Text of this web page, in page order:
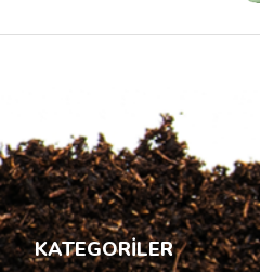
KATEGORİLER